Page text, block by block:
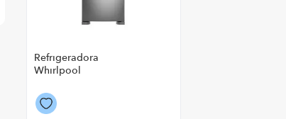
Refrigeradora
Whirlpool
Litros Color Acero
Inoxidable